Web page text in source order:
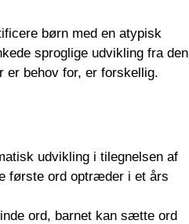
børn med en atypisk
sproglige udvikling fra den
er behov for, er forskellig.
udvikling i tilegnelsen af
første ord optræder i et års
ord, barnet kan sætte ord